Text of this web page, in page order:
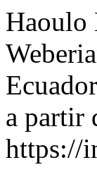
Haoulo
a partir
https://